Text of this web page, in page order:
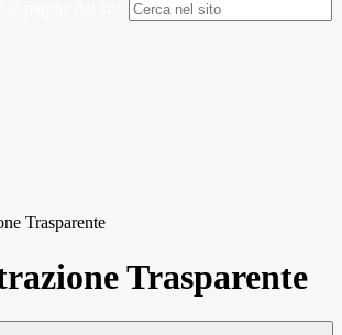
Trasparente
Trasparente